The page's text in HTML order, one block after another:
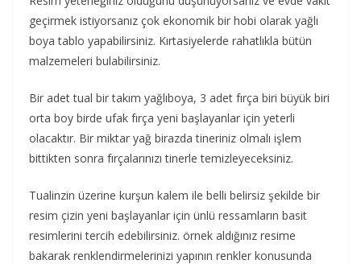
geçirmek istiyorsanız çok ekonomik bir hobi olarak yağlı
boya tablo yapabilirsiniz. Kırtasiyelerde rahatlıkla bütün
malzemeleri bulabilirsiniz.
Bir adet tual bir takım yağlıboya, 3 adet fırça biri büyük biri
orta boy birde ufak fırça yeni başlayanlar için yeterli
olacaktır. Bir miktar yağ birazda tineriniz olmalı işlem
bittikten sonra fırçalarınızı tinerle temizleyeceksiniz.
Tualinzin üzerine kurşun kalem ile belli belirsiz şekilde bir
resim çizin yeni başlayanlar için ünlü ressamların basit
resimlerini tercih edebilirsiniz. örnek aldığınız resime
bakarak renklendirmelerinizi yapının renkler konusunda